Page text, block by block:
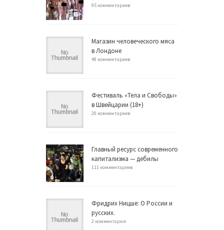
95 комментариев
Магазин человеческого мяса
в Лондоне
48 комментариев
Фестиваль «Тела и Свободы»
в Швейцарии (18+)
20 комментариев
Главный ресурс современного
капитализма — дебилы
111 комментариев
Фридрих Ницше: О России и
русских.
2 комментария